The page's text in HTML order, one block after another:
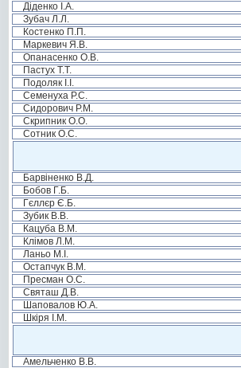
Діденко І.А.
Зубач Л.Л.
Костенко П.П.
Маркевич Я.В.
Опанасенко О.В.
Пастух Т.Т.
Подоляк І.І.
Семенуха Р.С.
Сидорович Р.М.
Скрипник О.О.
Сотник О.С.
Барвіненко В.Д.
Бобов Г.Б.
Гєллєр Є.Б.
Зубик В.В.
Кацуба В.М.
Клімов Л.М.
Ланьо М.І.
Остапчук В.М.
Пресман О.С.
Святаш Д.В.
Шаповалов Ю.А.
Шкіря І.М.
Амельченко В.В.